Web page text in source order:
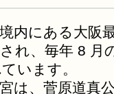
内にある大阪
れ、毎年 8 月
います。
は、菅原道真